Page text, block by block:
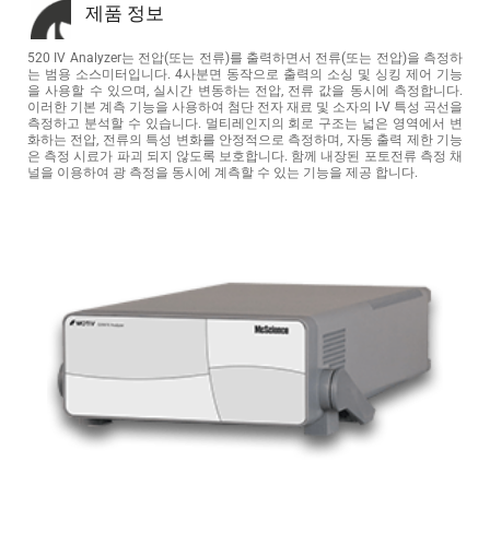
제품 정보
520 IV Analyzer는 전압(또는 전류)를 출력하면서 전류(또는 전압)을 측정하
는 범용 소스미터입니다. 4사분면 동작으로 출력의 소싱 및 싱킹 제어 기능
을 사용할 수 있으며, 실시간 변동하는 전압, 전류 값을 동시에 측정합니다.
이러한 기본 계측 기능을 사용하여 첨단 전자 재료 및 소자의 I-V 특성 곡선을
측정하고 분석할 수 있습니다. 멀티레인지의 회로 구조는 넓은 영역에서 변
화하는 전압, 전류의 특성 변화를 안정적으로 측정하며, 자동 출력 제한 기능
은 측정 시료가 파괴 되지 않도록 보호합니다. 함께 내장된 포토전류 측정 채
널을 이용하여 광 측정을 동시에 계측할 수 있는 기능을 제공 합니다.